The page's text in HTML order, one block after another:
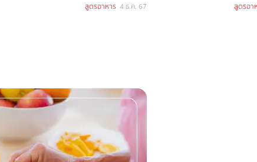
สูตรอาหาร 4 ธ.ค. 67 สูตรอา